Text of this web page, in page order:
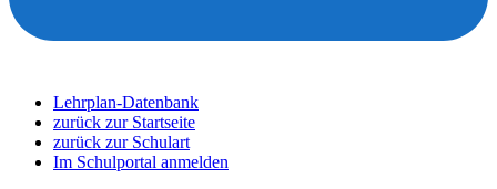
Lehrplan-Datenbank
zurück zur Startseite
zurück zur Schulart
Im Schulportal anmelden